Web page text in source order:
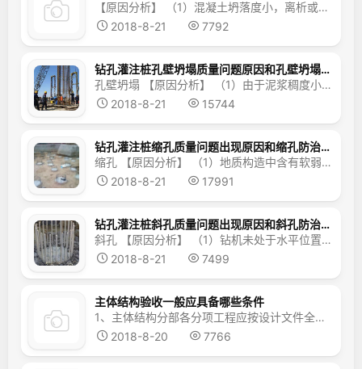
【原因分析】 （1）混凝土坍落度小，离析或石料粒径较小，在混凝土灌注过程中堵塞导管，且在混凝土初凝前未能疏通好，不得不提起导管时，从而形成断桩。 （2）由于计算错误致使导管底口距孔底距离较大，致使首批灌注的混凝土不能埋住导管，从而形成断桩。 （3）在导管提拔时，由于测量或计算错误，或盲目提拔导管使导管提拔过量，从...
2018-8-21
7792
钻孔灌注桩孔壁坍塌质量问题原因和孔壁坍塌防治措施
孔壁坍塌 【原因分析】 （1）由于泥浆稠度小，护壁效果差，出现漏水；或护筒埋置较浅，或周围封堵不密实而出现漏水；或护筒底部的粘土层厚度不足，护筒底部漏水等原因，造成泥浆水头高度不够，对孔壁压力减少。 （2）泥浆相对密度过小，致使水头对孔壁的压力较小。 （3）在松软砂层中钻孔时进尺过快，...
2018-8-21
15744
钻孔灌注桩缩孔质量问题出现原因和缩孔防治措施
缩孔 【原因分析】 （1）地质构造中含有软弱层，在钻孔通过该层中，软弱层在土压力的作用下，向孔内挤压形成缩孔。 （2）地质构造中塑性土层，遇水膨胀，形成缩孔。 （3）钻头磨损过快，未及时补焊，从而形成缩孔。 【防治措施】 （1）根据地质钻探资料及钻井中的土质变...
2018-8-21
17991
钻孔灌注桩斜孔质量问题出现原因和斜孔防治措施
斜孔 【原因分析】 （1）钻机未处于水平位置，或施工场地未整平及压实，在钻进过程中发生不均匀沉降。 （2）钻孔平台基底座不稳固、未处于水平状态，在钻孔过程中，钻机架发生不均匀变形。 （3）钻杆弯曲，接头松动，致使钻头晃动范围较大。 （4）土层软硬不均，致使钻头受力不均，或遇...
2018-8-21
7499
主体结构验收一般应具备哪些条件
1、主体结构分部各分项工程应按设计文件全部施工完成，并符合施工质量验收规范要求。 2、质量保证资料，参建建各方责任主体质量行为资料经审查齐全，符合要求（资料应提前五天报监督科审查）。 3、整改通知单提出的问题必须全数处理完毕，并符合要求。 ...
2018-8-20
7766